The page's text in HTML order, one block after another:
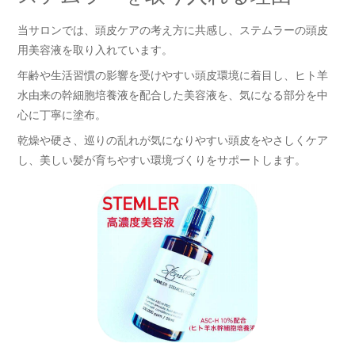
当サロンでは、頭皮ケアの考え方に共感し、ステムラーの頭皮
用美容液を取り入れています。
年齢や生活習慣の影響を受けやすい頭皮環境に着目し、ヒト羊
水由来の幹細胞培養液を配合した美容液を、気になる部分を中
心に丁寧に塗布。
乾燥や硬さ、巡りの乱れが気になりやすい頭皮をやさしくケア
し、美しい髪が育ちやすい環境づくりをサポートします。